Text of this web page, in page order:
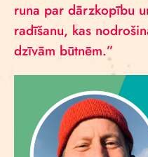
runa par dārzkopību
radīšanu, kas
dzīvām būtnēm.”